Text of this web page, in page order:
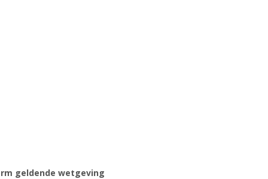
geldende wetgeving